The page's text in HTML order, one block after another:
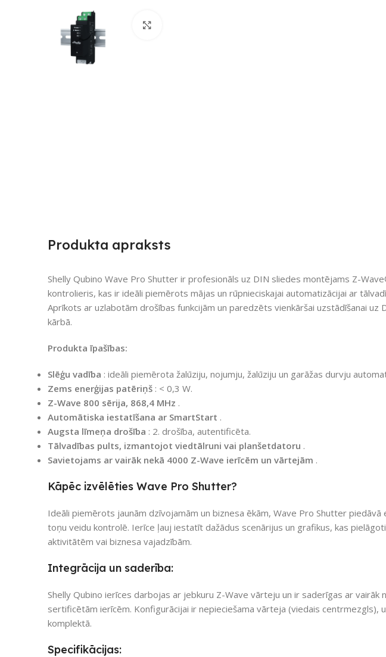
Produkta apraksts
Shelly Qubino Wave Pro Shutter ir profesionāls uz DIN sliedes montējams Z-
kontrolieris, kas ir ideāli piemērots mājas un rūpnieciskajai automatizācijai ar
Aprīkots ar uzlabotām drošības funkcijām un paredzēts vienkāršai uzstādīšanai uz
kārbā.
Produkta īpašības:
Slēģu vadība : ideāli piemērota žalūziju, nojumju, žalūziju un garāžas durvju
Zems enerģijas patēriņš : < 0,3 W.
Z-Wave 800 sērija, 868,4 MHz .
Automātiska iestatīšana ar SmartStart .
Augsta līmeņa drošība : 2. drošība, autentificēta.
Tālvadības pults, izmantojot viedtālruni vai planšetdatoru .
Savietojams ar vairāk nekā 4000 Z-Wave ierīcēm un vārtejām .
Kāpēc izvēlēties Wave Pro Shutter?
Ideāli piemērots jaunām dzīvojamām un biznesa ēkām, Wave Pro Shutter piedāvā
toņu veidu kontrolē. Ierīce ļauj iestatīt dažādus scenārijus un grafikus, kas
aktivitātēm vai biznesa vajadzībām.
Integrācija un saderība:
Shelly Qubino ierīces darbojas ar jebkuru Z-Wave vārteju un ir saderīgas ar vairāk
sertificētām ierīcēm. Konfigurācijai ir nepieciešama vārteja (viedais centrmezgls),
komplektā.
Specifikācijas: